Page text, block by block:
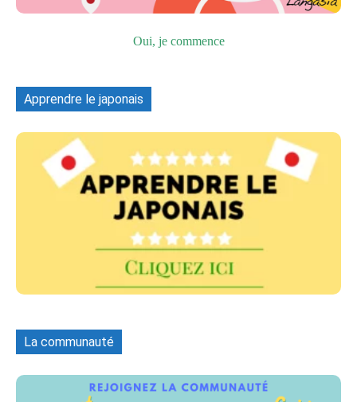
Oui, je commence
Apprendre le japonais
La communauté